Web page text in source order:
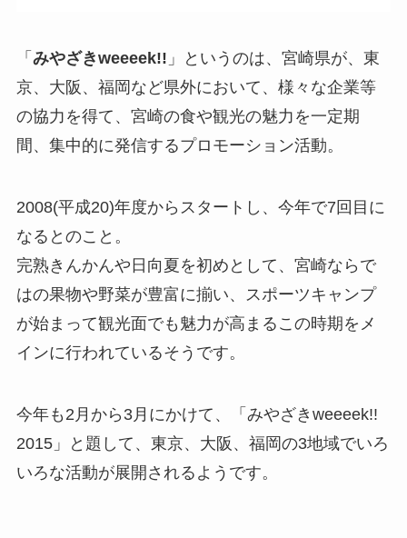
「 みやざきweeeek!! 」というのは、宮崎県が、東
京、大阪、福岡など県外において、様々な企業等
の協力を得て、宮崎の食や観光の魅力を一定期
間、集中的に発信するプロモーション活動。
2008(平成20)年度からスタートし、今年で7回目に
なるとのこと。
完熟きんかんや日向夏を初めとして、宮崎ならで
はの果物や野菜が豊富に揃い、スポーツキャンプ
が始まって観光面でも魅力が高まるこの時期をメ
インに行われているそうです。
今年も2月から3月にかけて、「みやざきweeeek!!
2015」と題して、東京、大阪、福岡の3地域でいろ
いろな活動が展開されるようです。